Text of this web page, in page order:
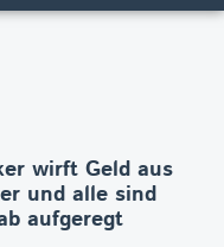
wirft Geld aus
und alle sind
aufgeregt